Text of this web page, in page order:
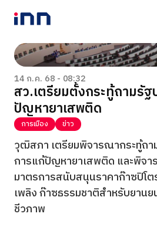
NEWS
ENTERTAINMENT
LIFESTYLE
HOROSCOPE
LOTTERY
VIDEO
ร่วมด้วยช่วยกัน
14 ก.ค. 68 - 08:32
สว.เตรียมตั้งกระทู้ถามรั
ปัญหายาเสพติด
การเมือง ข่าว
วุฒิสภา เตรียมพิจารณากระทู้ถ
การแก้ปัญหายาเสพติด และพิจา
มาตรการสนับสนุนราคาก๊าซปิโต
เพลิง ก๊าซธรรมชาติสำหรับยานย
ชีวภาพ